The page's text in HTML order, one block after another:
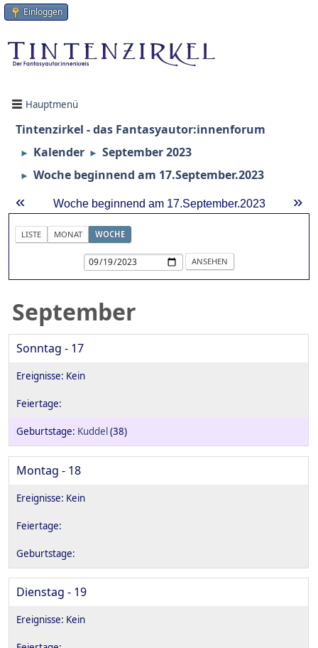
Einloggen
Hauptmenü
Tintenzirkel - das Fantasyautor:innenforum
► Kalender ► September 2023
► Woche beginnend am 17.September.2023
« »
Woche beginnend am 17.September.2023
LISTE MONAT WOCHE
September
Sonntag - 17
Kuddel (38)
Montag - 18
Dienstag - 19